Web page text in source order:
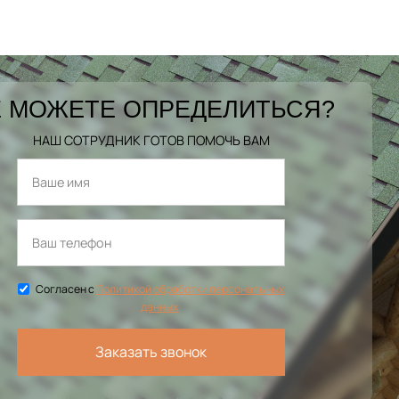
МОЖЕТЕ ОПРЕДЕЛИТЬСЯ?
НАШ СОТРУДНИК ГОТОВ ПОМОЧЬ ВАМ
Согласен сПолитикой обработки персональных
данных
Заказать звонок